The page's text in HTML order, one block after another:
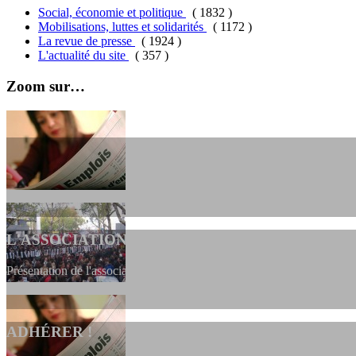
Social, économie et politique
( 1832 )
Mobilisations, luttes et solidarités
( 1172 )
La revue de presse
( 1924 )
L'actualité du site
( 357 )
Zoom sur…
L'ASSOCIATION
Présentation de l'association et de sa charte qui encadre nos actions et
ADHÉRER !